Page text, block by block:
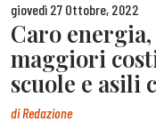
giovedì 27 Ottobre, 2022
Caro
maggiori
scuole e asili
diRedazione